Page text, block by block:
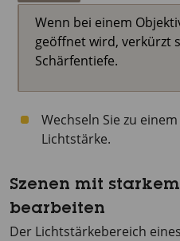
Wenn bei einem
geöffnet wird, verkürzt
Schärfentiefe.
Wechseln Sie zu
Lichtstärke.
Szenen mit
bearbeiten
Der Lichtstärkebereich